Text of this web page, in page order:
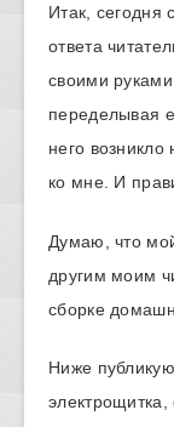
Итак, сегодня
ответа
своими
переделывая
него возникло
ко мне. И
Думаю, что
другим моим
сборке
Ниже
электрощитка,